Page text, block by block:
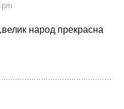
народ прекрасна